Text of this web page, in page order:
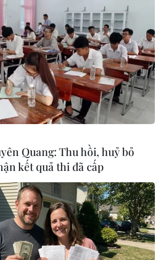
sở sản xuất pháo hoa khiến
vong
hoa ở khu chợ Santiago
phố Tultepec thuộc bang Estado de
phát nổ làm 1 người thiệt mạng và 4
Quang: Thu hồi, huỷ bỏ
kết quả thi đã cấp